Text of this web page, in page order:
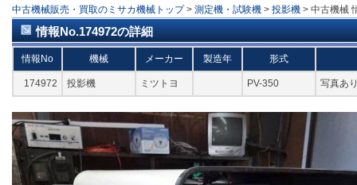
中古機械販売・買取のミサカ機械トップ > 測定機・試験機 > 投影機 > 中古機械
情報No.174972の詳細
情報No 機械 メーカー 製造年 形式
174972 投影機 ミツトヨ PV-350 写真あ